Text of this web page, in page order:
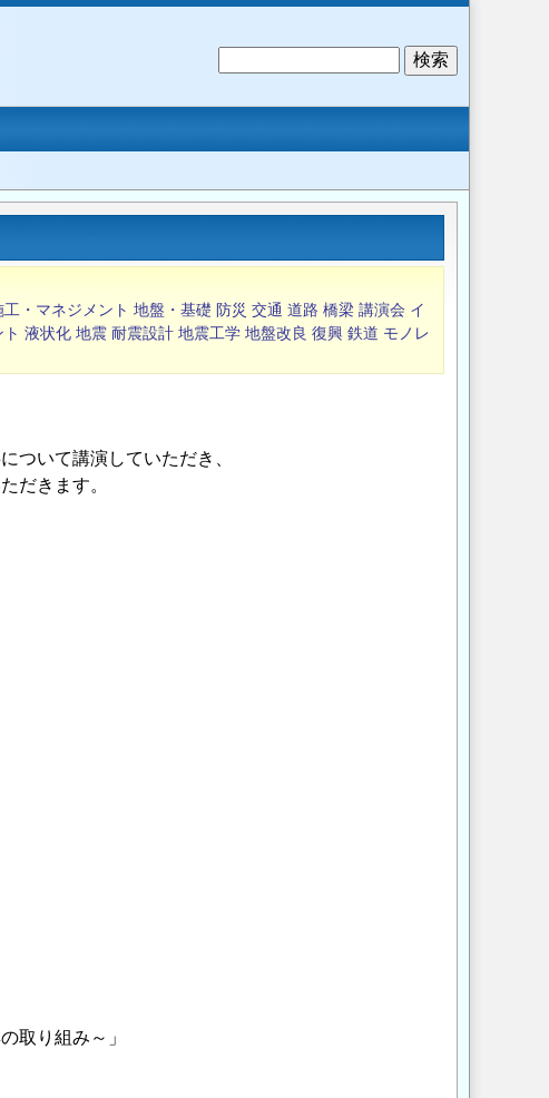
工・マネジメント 地盤・基礎 防災 交通 道路 橋梁 講演会 イ
液状化 地震 耐震設計 地震工学 地盤改良 復興 鉄道 モノレ
ついて講演していただき、
だきます。
取り組み～」